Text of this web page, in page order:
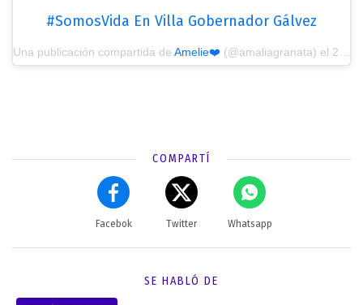
#SomosVida En Villa Gobernador Gálvez
Una publicación compartida de Amelie❤️ (@amaliagranata) el 26 Mar, 2019 a las 4:06 PDT
COMPARTÍ
Facebok Twitter Whatsapp
SE HABLÓ DE